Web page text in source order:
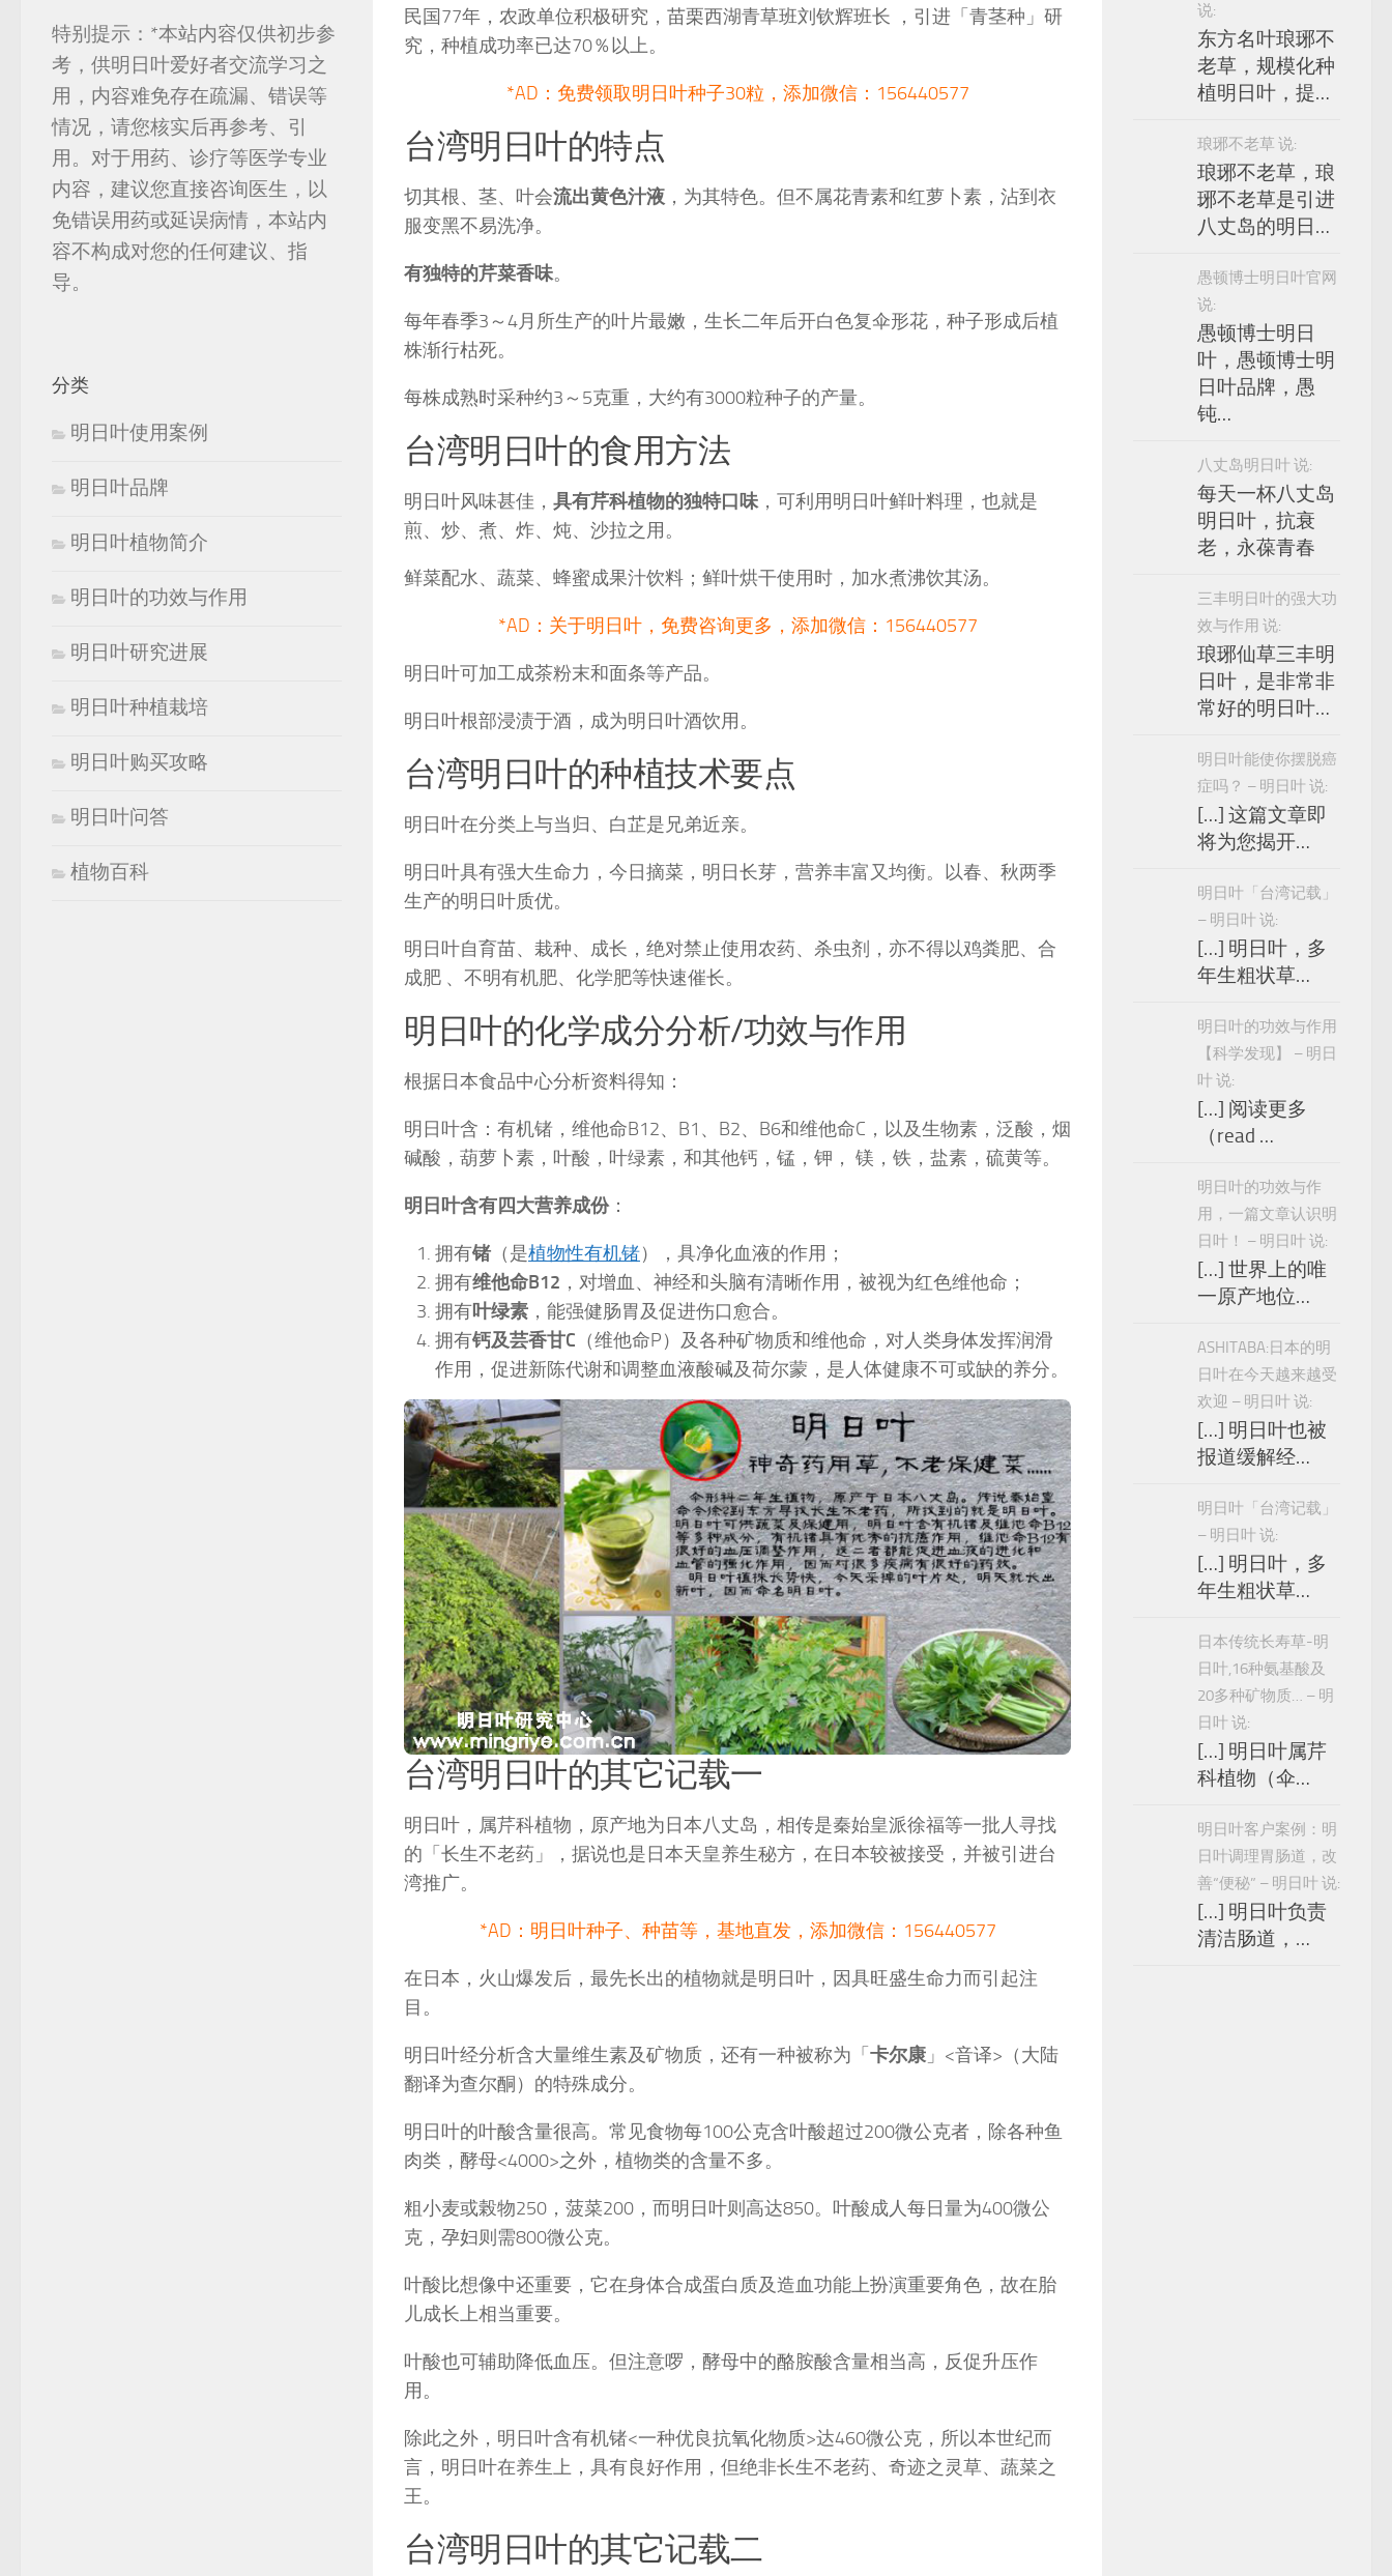
民国77年，农政单位积极研究，苗栗西湖青草班刘钦辉班长 ，引进「青茎种」研
究，种植成功率已达70％以上。
*AD：免费领取明日叶种子30粒，添加微信：156440577
台湾明日叶的特点
切其根、茎、叶会流出黄色汁液 ，为其特色。但不属花青素和红萝卜素，沾到衣
服变黑不易洗净。
有独特的芹菜香味。
每年春季3～4月所生产的叶片最嫩，生长二年后开白色复伞形花，种子形成后植
株渐行枯死。
每株成熟时采种约3～5克重，大约有3000粒种子的产量。
台湾明日叶的食用方法
明日叶风味甚佳， 具有芹科植物的独特口味，可利用明日叶鲜叶料理，也就是
煎、炒、煮、炸、炖、沙拉之用。
鲜菜配水、蔬菜、蜂蜜成果汁饮料；鲜叶烘干使用时，加水煮沸饮其汤。
*AD：关于明日叶，免费咨询更多，添加微信：156440577
明日叶可加工成茶粉末和面条等产品。
明日叶根部浸渍于酒，成为明日叶酒饮用。
台湾明日叶的种植技术要点
明日叶在分类上与当归、白芷是兄弟近亲。
明日叶具有强大生命力，今日摘菜，明日长芽，营养丰富又均衡。以春、秋两季
生产的明日叶质优。
明日叶自育苗、栽种、成长，绝对禁止使用农药、杀虫剂，亦不得以鸡粪肥、合
成肥 、不明有机肥、化学肥等快速催长。
明日叶的化学成分分析/功效与作用
根据日本食品中心分析资料得知：
明日叶含：有机锗，维他命B12、B1、B2、B6和维他命C，以及生物素，泛酸，烟
碱酸，葫萝卜素，叶酸，叶绿素，和其他钙，锰，钾， 镁，铁，盐素，硫黄等。
明日叶含有四大营养成份：
拥有锗 （是植物性有机锗），具净化血液的作用；
拥有维他命B12 ，对增血、神经和头脑有清晰作用，被视为红色维他命；
拥有叶绿素 ，能强健肠胃及促进伤口愈合。
拥有钙及芸香甘C （维他命P）及各种矿物质和维他命，对人类身体发挥润滑
作用，促进新陈代谢和调整血液酸碱及荷尔蒙，是人体健康不可或缺的养分。
台湾明日叶的其它记载一
明日叶，属芹科植物，原产地为日本八丈岛，相传是秦始皇派徐福等一批人寻找
的「长生不老药」，据说也是日本天皇养生秘方，在日本较被接受，并被引进台
湾推广。
*AD：明日叶种子、种苗等，基地直发，添加微信：156440577
在日本，火山爆发后，最先长出的植物就是明日叶，因具旺盛生命力而引起注
目。
明日叶经分析含大量维生素及矿物质，还有一种被称为「卡尔康 」<音译>（大陆
翻译为查尔酮）的特殊成分。
明日叶的叶酸含量很高。常见食物每100公克含叶酸超过200微公克者，除各种鱼
肉类，酵母<4000>之外，植物类的含量不多。
粗小麦或榖物250，菠菜200，而明日叶则高达850。叶酸成人每日量为400微公
克，孕妇则需800微公克。
叶酸比想像中还重要，它在身体合成蛋白质及造血功能上扮演重要角色，故在胎
儿成长上相当重要。
叶酸也可辅助降低血压。但注意啰，酵母中的酪胺酸含量相当高，反促升压作
用。
除此之外，明日叶含有机锗<一种优良抗氧化物质>达460微公克，所以本世纪而
言，明日叶在养生上，具有良好作用，但绝非长生不老药、奇迹之灵草、蔬菜之
王。
台湾明日叶的其它记载二
特别提示：*本站内容仅供初步参
考，供明日叶爱好者交流学习之
用，内容难免存在疏漏、错误等
情况，请您核实后再参考、引
用。对于用药、诊疗等医学专业
内容，建议您直接咨询医生，以
免错误用药或延误病情，本站内
容不构成对您的任何建议、指
导。
分类
明日叶使用案例
明日叶品牌
明日叶植物简介
明日叶的功效与作用
明日叶研究进展
明日叶种植栽培
明日叶购买攻略
明日叶问答
植物百科
说:
东方名叶琅琊不
老草，规模化种
植明日叶，提…
琅琊不老草 说:
琅琊不老草，琅
琊不老草是引进
八丈岛的明日…
愚顿博士明日叶官网
说:
愚顿博士明日
叶，愚顿博士明
日叶品牌，愚
钝…
八丈岛明日叶 说:
每天一杯八丈岛
明日叶，抗衰
老，永葆青春
三丰明日叶的强大功
效与作用 说:
琅琊仙草三丰明
日叶，是非常非
常好的明日叶…
明日叶能使你摆脱癌
症吗？ – 明日叶 说:
[…] 这篇文章即
将为您揭开…
明日叶「台湾记载」
– 明日叶 说:
[…] 明日叶，多
年生粗状草…
明日叶的功效与作用
【科学发现】 – 明日
叶 说:
[…] 阅读更多
（read …
明日叶的功效与作
用，一篇文章认识明
日叶！ – 明日叶 说:
[…] 世界上的唯
一原产地位…
ASHITABA:日本的明
日叶在今天越来越受
欢迎 – 明日叶 说:
[…] 明日叶也被
报道缓解经…
明日叶「台湾记载」
– 明日叶 说:
[…] 明日叶，多
年生粗状草…
日本传统长寿草-明
日叶,16种氨基酸及
20多种矿物质… – 明
日叶 说:
[…] 明日叶属芹
科植物（伞…
明日叶客户案例：明
日叶调理胃肠道，改
善“便秘” – 明日叶 说:
[…] 明日叶负责
清洁肠道，…